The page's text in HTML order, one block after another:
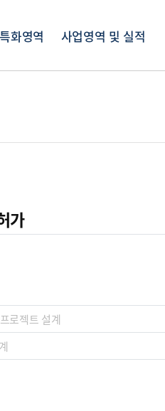
화영역 사업영역 및 실적
가
로젝트 설계